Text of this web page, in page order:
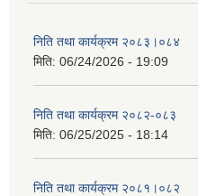
निति तथा कार्यक्रम २०८३।०८४
मिति: 06/24/2026 - 19:09
निति तथा कार्यक्रम २०८२-०८३
मिति: 06/25/2025 - 18:14
निति तथा कार्यक्रम २०८१।०८२